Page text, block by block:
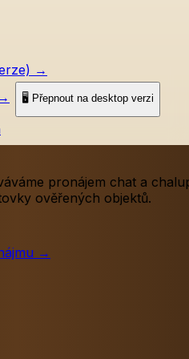
→
→ 🖥️ Přepnout na desktop verzi
pronájem chat a
ověřených objektů.
→